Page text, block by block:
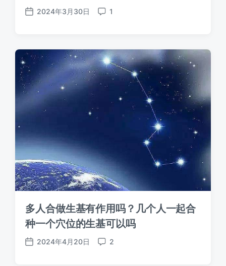
发
期
2024年3月30日
评
1
多人合做生基有作用吗？几个人一起合
种一个穴位的生基可以吗
发
2024年4月20日
评
2